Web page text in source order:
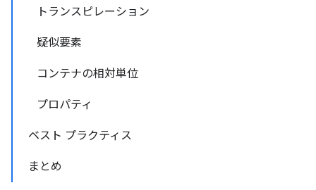
トランスピレーション
疑似要素
コンテナの相対単位
プロパティ
ベスト プラクティス
まとめ